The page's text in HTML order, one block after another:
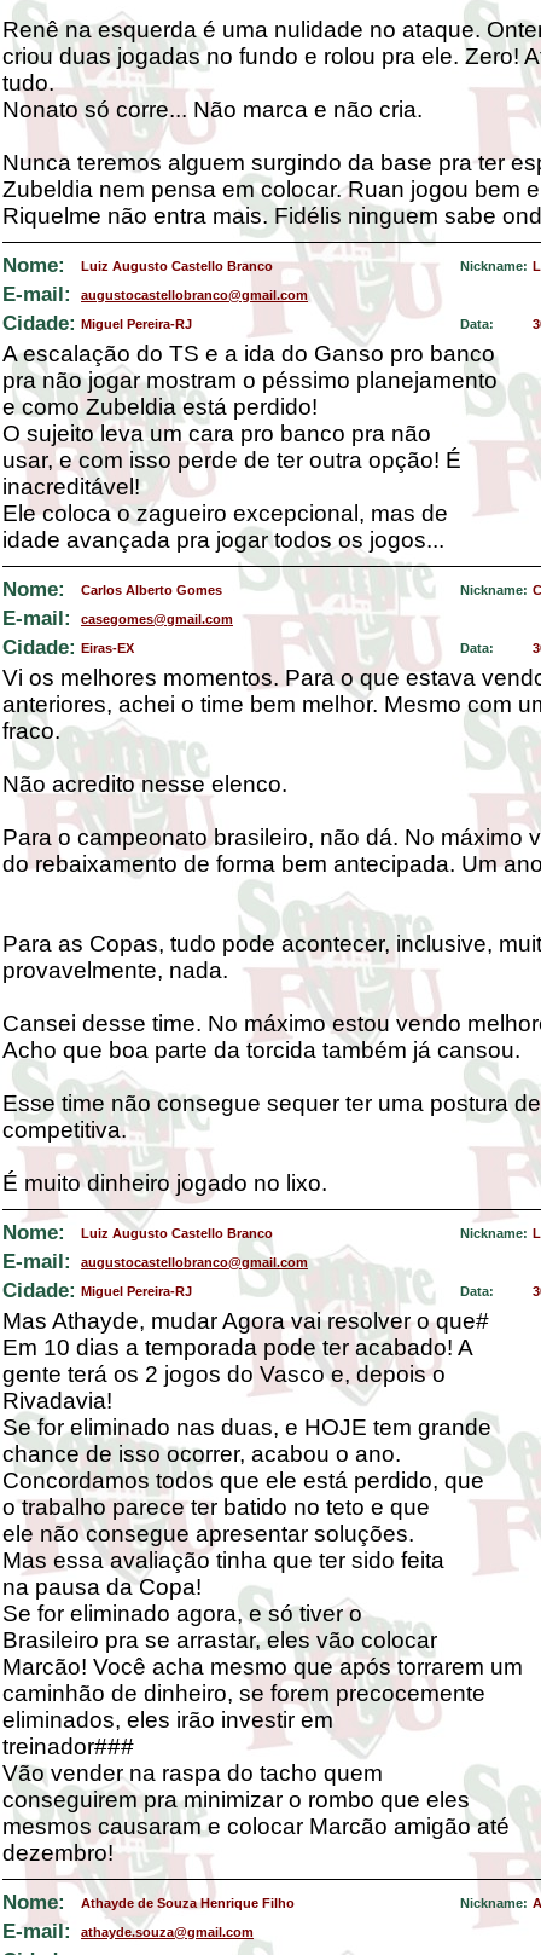
Renê na esquerda é uma nulidade no ataque.
criou duas jogadas no fundo e rolou pra ele. Zero!
tudo.
Nonato só corre... Não marca e não cria.
Nunca teremos alguem surgindo da base pra ter
Zubeldia nem pensa em colocar. Ruan jogou bem
Riquelme não entra mais. Fidélis ninguem sabe
Nome: Luiz Augusto Castello Branco Nickname:
E-mail: augustocastellobranco@gmail.com
Cidade: Miguel Pereira-RJ Data:
A escalação do TS e a ida do Ganso pro banco
pra não jogar mostram o péssimo planejamento
e como Zubeldia está perdido!
O sujeito leva um cara pro banco pra não
usar, e com isso perde de ter outra opção! É
inacreditável!
Ele coloca o zagueiro excepcional, mas de
idade avançada pra jogar todos os jogos...
Nome: Carlos Alberto Gomes Nickname:
E-mail: casegomes@gmail.com
Cidade: Eiras-EX Data:
Vi os melhores momentos. Para o que estava
anteriores, achei o time bem melhor. Mesmo com
fraco.
Não acredito nesse elenco.
Para o campeonato brasileiro, não dá. No máximo
do rebaixamento de forma bem antecipada. Um
Para as Copas, tudo pode acontecer, inclusive,
provavelmente, nada.
Cansei desse time. No máximo estou vendo
Acho que boa parte da torcida também já cansou.
Esse time não consegue sequer ter uma postura
competitiva.
É muito dinheiro jogado no lixo.
Nome: Luiz Augusto Castello Branco Nickname:
E-mail: augustocastellobranco@gmail.com
Cidade: Miguel Pereira-RJ Data:
Mas Athayde, mudar Agora vai resolver o que#
Em 10 dias a temporada pode ter acabado! A
gente terá os 2 jogos do Vasco e, depois o
Rivadavia!
Se for eliminado nas duas, e HOJE tem grande
chance de isso ocorrer, acabou o ano.
Concordamos todos que ele está perdido, que
o trabalho parece ter batido no teto e que
ele não consegue apresentar soluções.
Mas essa avaliação tinha que ter sido feita
na pausa da Copa!
Se for eliminado agora, e só tiver o
Brasileiro pra se arrastar, eles vão colocar
Marcão! Você acha mesmo que após torrarem um
caminhão de dinheiro, se forem precocemente
eliminados, eles irão investir em
treinador###
Vão vender na raspa do tacho quem
conseguirem pra minimizar o rombo que eles
mesmos causaram e colocar Marcão amigão até
dezembro!
Nome: Athayde de Souza Henrique Filho Nickname:
E-mail: athayde.souza@gmail.com